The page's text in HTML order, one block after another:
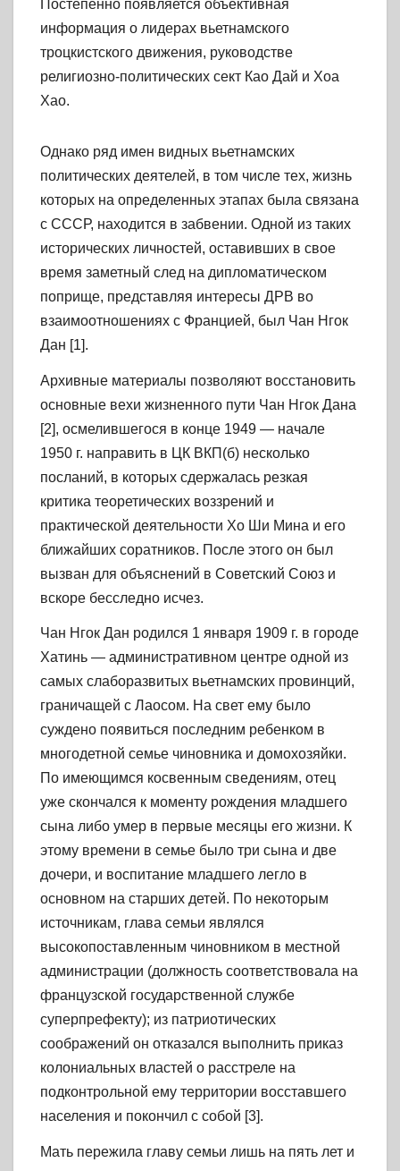
Постепенно появляется объективная
информация о лидерах вьетнамского
троцкистского движения, руководстве
религиозно-политических сект Као Дай и Хоа
Хао.
Однако ряд имен видных вьетнамских
политических деятелей, в том числе тех, жизнь
которых на определенных этапах была связана
с СССР, находится в забвении. Одной из таких
исторических личностей, оставивших в свое
время заметный след на дипломатическом
поприще, представляя интересы ДРВ во
взаимоотношениях с Францией, был Чан Нгок
Дан [1].
Архивные материалы позволяют восстановить
основные вехи жизненного пути Чан Нгок Дана
[2], осмелившегося в конце 1949 — начале
1950 г. направить в ЦК ВКП(б) несколько
посланий, в которых сдержалась резкая
критика теоретических воззрений и
практической деятельности Хо Ши Мина и его
ближайших соратников. После этого он был
вызван для объяснений в Советский Союз и
вскоре бесследно исчез.
Чан Нгок Дан родился 1 января 1909 г. в городе
Хатинь — административном центре одной из
самых слаборазвитых вьетнамских провинций,
граничащей с Лаосом. На свет ему было
суждено появиться последним ребенком в
многодетной семье чиновника и домохозяйки.
По имеющимся косвенным сведениям, отец
уже скончался к моменту рождения младшего
сына либо умер в первые месяцы его жизни. К
этому времени в семье было три сына и две
дочери, и воспитание младшего легло в
основном на старших детей. По некоторым
источникам, глава семьи являлся
высокопоставленным чиновником в местной
администрации (должность соответствовала на
французской государственной службе
суперпрефекту); из патриотических
соображений он отказался выполнить приказ
колониальных властей о расстреле на
подконтрольной ему территории восставшего
населения и покончил с собой [3].
Мать пережила главу семьи лишь на пять лет и